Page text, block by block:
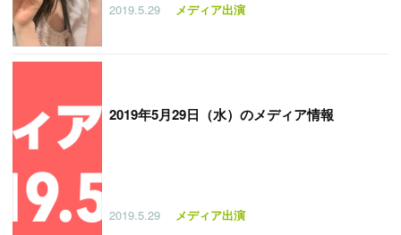
2019.5.29 メディア出演
2019年5月29日（水）のメディア情報
2019.5.29 メディア出演